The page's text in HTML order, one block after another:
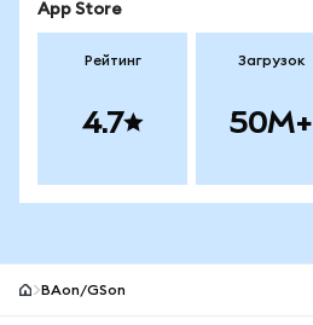
App Store
Рейтинг
4.7
Загрузок
50M+
BAon/GSon